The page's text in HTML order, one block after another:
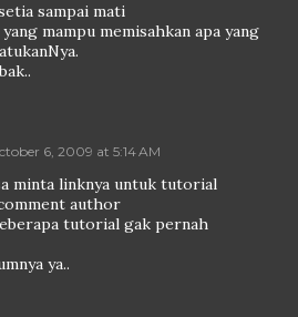
sampai mati
mampu memisahkan apa yang
6, 2009 at 5:14 AM
minta linknya untuk tutorial
author
tutorial gak pernah
ya..